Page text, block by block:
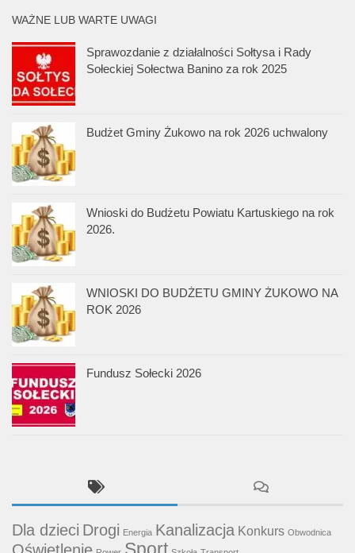
WAŻNE LUB WARTE UWAGI
Sprawozdanie z działalności Sołtysa i Rady
Sołeckiej Sołectwa Banino za rok 2025
Budżet Gminy Żukowo na rok 2026 uchwalony
Wnioski do Budżetu Powiatu Kartuskiego na rok
2026.
WNIOSKI DO BUDŻETU GMINY ŻUKOWO NA
ROK 2026
Fundusz Sołecki 2026
Dla dzieci Drogi Energia Kanalizacja Konkurs Obwodnica